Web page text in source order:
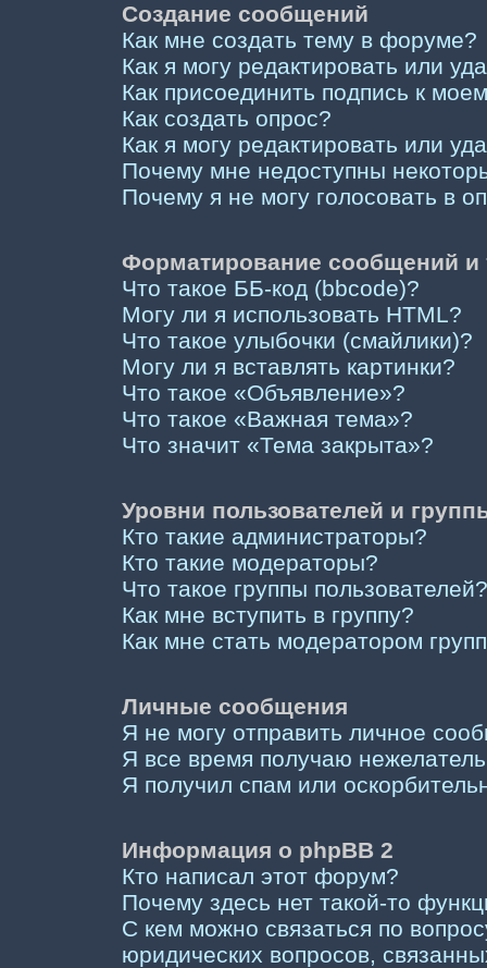
Создание сообщений
Как мне создать тему в форуме?
Как я могу редактировать или
Как присоединить подпись к
Как создать опрос?
Как я могу редактировать или
Почему мне недоступны
Почему я не могу голосовать в
Форматирование сообщений
Что такое ББ-код (bbcode)?
Могу ли я использовать HTML?
Что такое улыбочки (смайлики)?
Могу ли я вставлять картинки?
Что такое «Объявление»?
Что такое «Важная тема»?
Что значит «Тема закрыта»?
Уровни пользователей и
Кто такие администраторы?
Кто такие модераторы?
Что такое группы пользователей?
Как мне вступить в группу?
Как мне стать модератором
Личные сообщения
Я не могу отправить личное
Я все время получаю
Я получил спам или
Информация о phpBB 2
Кто написал этот форум?
Почему здесь нет такой-то
С кем можно связаться по
юридических вопросов,